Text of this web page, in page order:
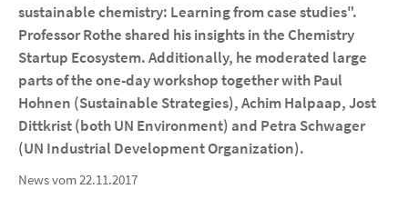
sustainable chemistry: Learning from case studies".
Professor Rothe shared his insights in the Chemistry
Startup Ecosystem. Additionally, he moderated large
parts of the one-day workshop together with Paul
Hohnen (Sustainable Strategies), Achim Halpaap, Jost
Dittkrist (both UN Environment) and Petra Schwager
(UN Industrial Development Organization).
News vom 22.11.2017